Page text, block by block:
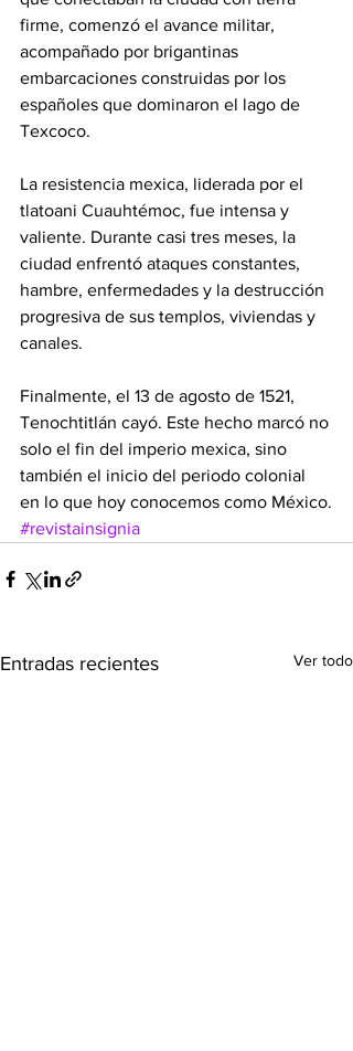
firme, comenzó el avance militar,
acompañado por brigantinas
embarcaciones construidas por los
españoles que dominaron el lago de
Texcoco.
La resistencia mexica, liderada por el
tlatoani Cuauhtémoc, fue intensa y
valiente. Durante casi tres meses, la
ciudad enfrentó ataques constantes,
hambre, enfermedades y la destrucción
progresiva de sus templos, viviendas y
canales.
Finalmente, el 13 de agosto de 1521,
Tenochtitlán cayó. Este hecho marcó no
solo el fin del imperio mexica, sino
también el inicio del periodo colonial
en lo que hoy conocemos como México.
#revistainsignia
Entradas recientes Ver todo